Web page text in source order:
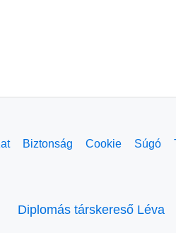
Biztonság Cookie Súgó
Diplomás társkereső Léva